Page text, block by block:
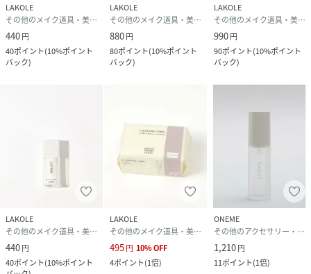
LAKOLE
その他のメイク道具・美容器具
440円
40ポイント(10%ポイント
バック)
LAKOLE
その他のメイク道具・美容器具
880円
80ポイント(10%ポイント
バック)
LAKOLE
その他のメイク道具・美容器具
990円
90ポイント(10%ポイント
バック)
LAKOLE
その他のメイク道具・美容器具
440円
40ポイント(10%ポイント
LAKOLE
その他のメイク道具・美容器具
495円 10%OFF
4ポイント(1倍)
ONEME
その他のアクセサリー・腕時計
1,210円
11ポイント(1倍)